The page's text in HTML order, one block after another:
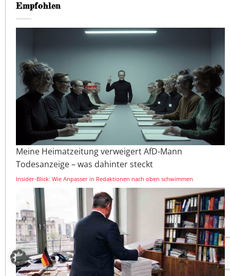
Empfohlen
Meine Heimatzeitung verweigert AfD-Mann
Todesanzeige – was dahinter steckt
Insider-Blick: Wie Anpasser in Redaktionen nach oben schwimmen